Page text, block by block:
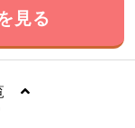
見る